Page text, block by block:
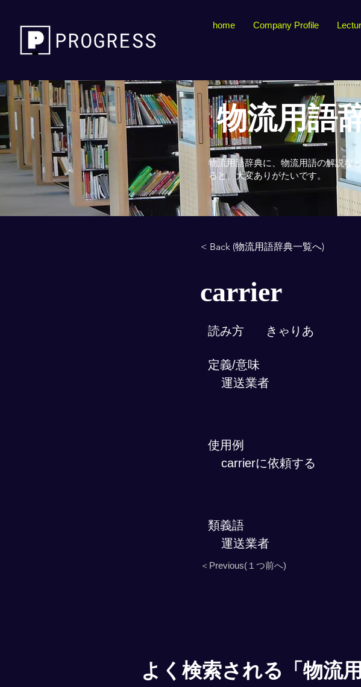
home Company Profile
物流用語
物流用語辞典に、物流用語の解説な
ると、大変ありがたいです。
< Back (物流用語辞典一覧へ)
carrier
読み方 きゃりあ
定義/意味
運送業者
使用例
carrierに依頼する
類義語
運送業者
＜Previous(１つ前へ)
よく検索される「物流